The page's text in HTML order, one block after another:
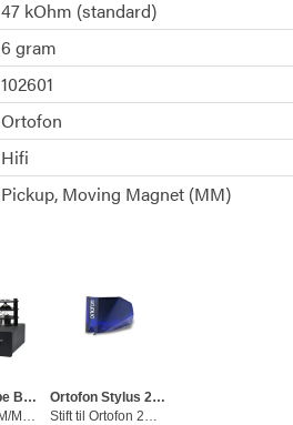
47 kOhm (standard)
6 gram
102601
Ortofon
Hifi
Pickup Moving Magnet (MM)
Pro-Ject Tube Box S2, Svart
Rørbasert MM/MC RIAA-trinn
Ortofon Stylus 2M Blue
Stift til Ortofon 2M Blue